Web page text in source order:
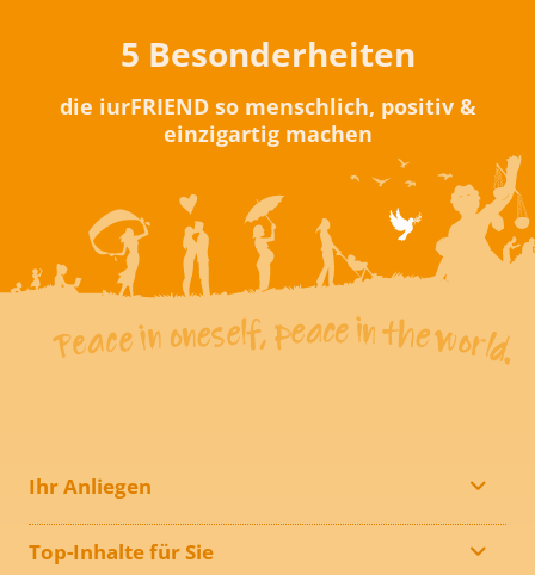
5 Besonderheiten
die iurFRIEND so menschlich, positiv &
einzigartig machen
Ihr Anliegen
Top-Inhalte für Sie